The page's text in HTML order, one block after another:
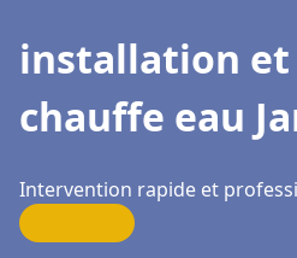
installation et
chauffe eau
Intervention rapide et